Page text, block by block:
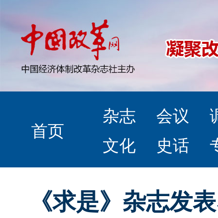
首页
杂志 会议
文化
史话
《求是》杂志发